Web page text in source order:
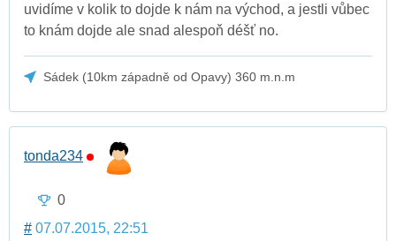
uvidíme v kolik to dojde k nám na východ, a jestli vůbec
to knám dojde ale snad alespoň déšť no.
Sádek (10km západně od Opavy) 360 m.n.m
tonda234
0
# 07.07.2015, 22:51